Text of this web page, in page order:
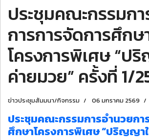
ประชุมคณะกรรมก
การการจัดการศึกษ
โครงการพิเศษ “ป
ค่ายมวย” ครั้งที่ 1/
ข่าวประชุมสัมมนา/กิจกรรม 06 มกราคม 2569
ประชุมคณะกรรมการอำนวยกา
ศึกษาโครงการพิเศษ “ปริญญา